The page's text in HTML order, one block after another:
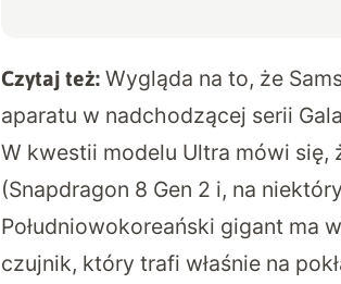
Czytaj też: Wygląda na to, że
aparatu w nadchodzącej serii
W kwestii modelu Ultra mówi się,
(Snapdragon 8 Gen 2 i, na
Południowokoreański gigant ma
czujnik, który trafi właśnie na